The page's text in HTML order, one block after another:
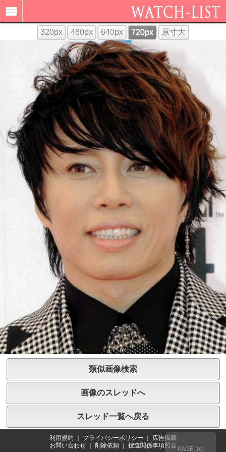
320px 480px 640px 720px 原寸大
類似画像検索
画像のスレッドへ
スレッド一覧へ戻る
利用規約 プライバシーポリシー
広告掲載
お問い合わせ
削除依頼 捜査関係事項照会 PAGE top